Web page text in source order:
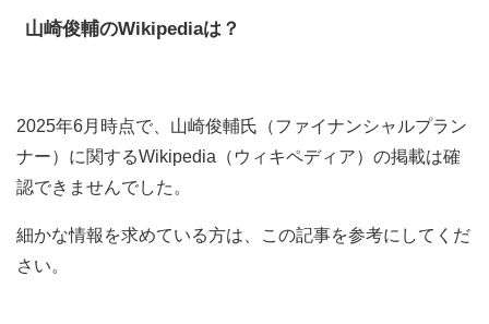
山崎俊輔のWikipediaは？
2025年6月時点で、山崎俊輔氏（ファイナンシャルプラン
ナー）に関するWikipedia（ウィキペディア）の掲載は確
認できませんでした。
細かな情報を求めている方は、この記事を参考にしてくだ
さい。